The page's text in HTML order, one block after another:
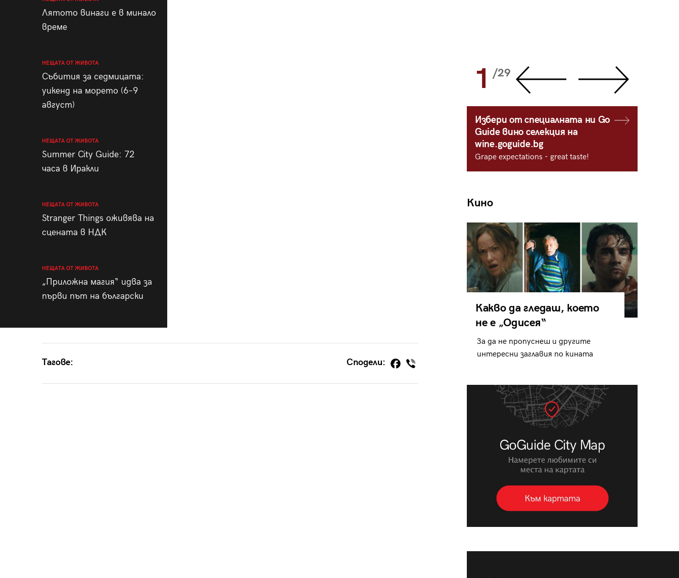
Лятото винаги е в минало
време
НЕЩАТА ОТ ЖИВОТА
Събития за седмицата:
уикенд на морето (6–9
август)
НЕЩАТА ОТ ЖИВОТА
Summer City Guide: 72
часа в Иракли
НЕЩАТА ОТ ЖИВОТА
Stranger Things оживява на
сцената в НДК
НЕЩАТА ОТ ЖИВОТА
„Приложна магия“ идва за
първи път на български
Тагове: Сподели:
28 1 /29
Избери от специалната ни Go
Guide вино селекция на
wine.goguide.bg
Grape expectations - great taste!
Кино
Какво да гледаш, което
не е „Одисея“
За да не пропуснеш и другите
интересни заглавия по кината